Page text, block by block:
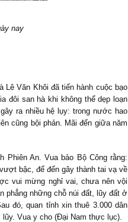
nay
Lê Văn Khôi đã tiến hành cuộc bạo
đôi san hà khi không thể dẹp loạn
ra nhiều hệ lụy: trong nước hao
cũng bội phản. Mãi đến giữa năm
Phiên An. Vua bảo Bộ Công rằng:
bậc, để đến gây thành tai vạ về
vui mừng nghỉ vai, chưa nên vội
phẳng những chỗ núi đất, lũy đất ở
đó, quan tỉnh xin thuê 3.000 dân
Vua y cho (Đại Nam thực lục).